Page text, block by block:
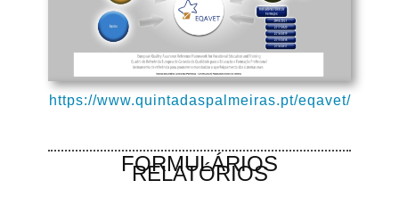
https://www.quintadaspalmeiras.pt/eqavet/
RELATÓRIOS
FORMULÁRIOS